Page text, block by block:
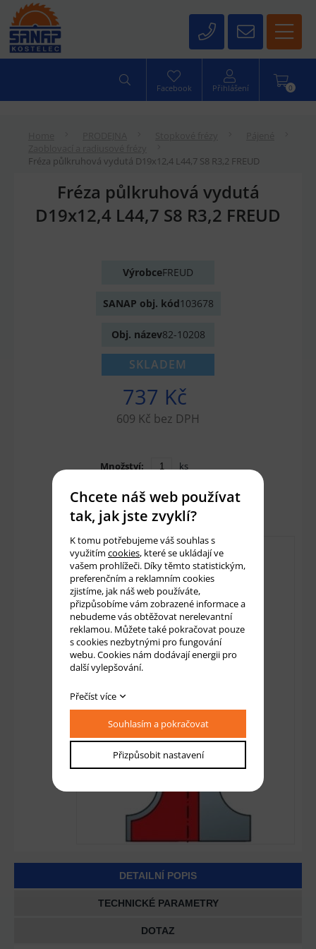
0
Facebook Přihlášení
Fréza půlkruhová vydutá D19x12,4 L44,7 S8 R3,2 FREUD
Fréza půlkruhová vydutá
D19x12,4 L44,7 S8 R3,2 FREUD
VýrobceFREUD
SANAP obj. kód103678
Obj. název82-10208
SKLADEM
737 Kč
609 Kč bez DPH
Množství: ks
Přidat do košíku
DETAILNÍ POPIS
TECHNICKÉ PARAMETRY
DOTAZ
Chcete náš web používat
tak, jak jste zvyklí?
K tomu potřebujeme váš souhlas s
využitím cookies, které se ukládají ve
vašem prohlížeči. Díky těmto statistickým,
preferenčním a reklamním cookies
zjistíme, jak náš web používáte,
přizpůsobíme vám zobrazené informace a
nebudeme vás obtěžovat nerelevantní
reklamou. Můžete také pokračovat pouze
s cookies nezbytnými pro fungování
webu. Cookies nám dodávají energii pro
další vylepšování.
Přečíst více
Souhlasím a pokračovat
Přizpůsobit nastavení